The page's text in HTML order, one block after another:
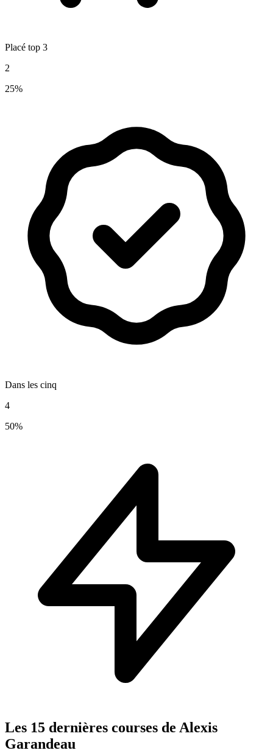
Placé top 3
2
25%
Dans les cinq
4
50%
Les 15 dernières courses de Alexis
Garandeau